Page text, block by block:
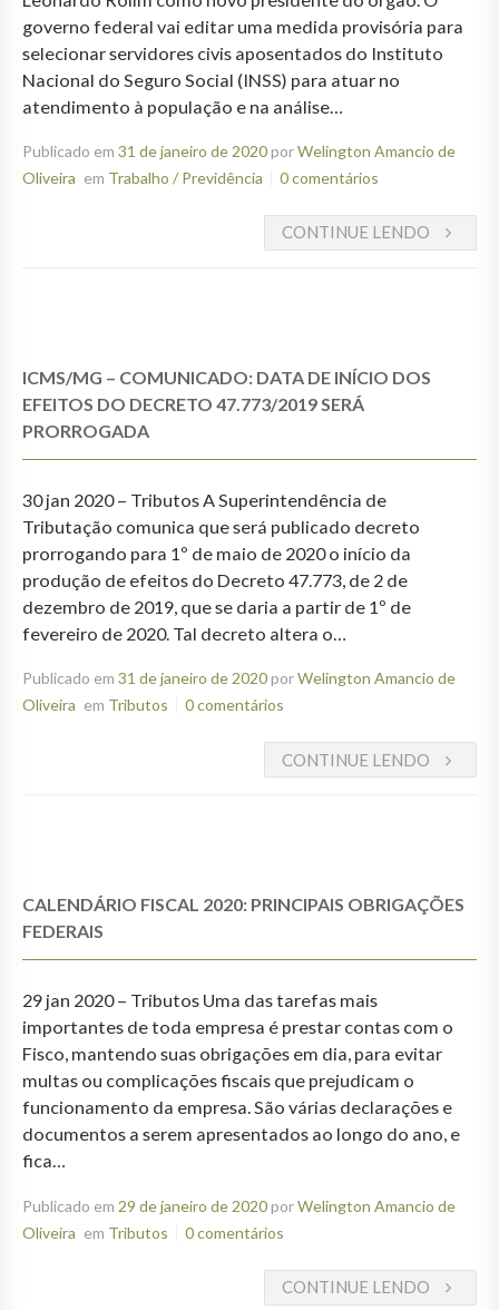
governo federal vai editar uma medida provisória para
selecionar servidores civis aposentados do Instituto
Nacional do Seguro Social (INSS) para atuar no
atendimento à população e na análise…
Publicado em 31 de janeiro de 2020porWelington Amancio de
Oliveira em Trabalho / Previdência 0 comentários
CONTINUE LENDO
ICMS/MG – COMUNICADO: DATA DE INÍCIO DOS
EFEITOS DO DECRETO 47.773/2019 SERÁ
PRORROGADA
30 jan 2020 – Tributos A Superintendência de
Tributação comunica que será publicado decreto
prorrogando para 1º de maio de 2020 o início da
produção de efeitos do Decreto 47.773, de 2 de
dezembro de 2019, que se daria a partir de 1º de
fevereiro de 2020. Tal decreto altera o…
Publicado em 31 de janeiro de 2020porWelington Amancio de
Oliveira em Tributos 0 comentários
CONTINUE LENDO
CALENDÁRIO FISCAL 2020: PRINCIPAIS OBRIGAÇÕES
FEDERAIS
29 jan 2020 – Tributos Uma das tarefas mais
importantes de toda empresa é prestar contas com o
Fisco, mantendo suas obrigações em dia, para evitar
multas ou complicações fiscais que prejudicam o
funcionamento da empresa. São várias declarações e
documentos a serem apresentados ao longo do ano, e
fica…
Publicado em 29 de janeiro de 2020porWelington Amancio de
Oliveira em Tributos 0 comentários
CONTINUE LENDO